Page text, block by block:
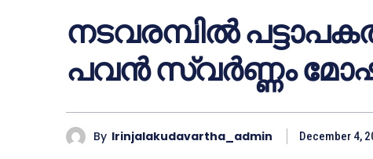
നടവരമ്പില്‍
പവന്‍ സ്വര്‍ണ്ണം
By Irinjalakudavartha_admin December 4,